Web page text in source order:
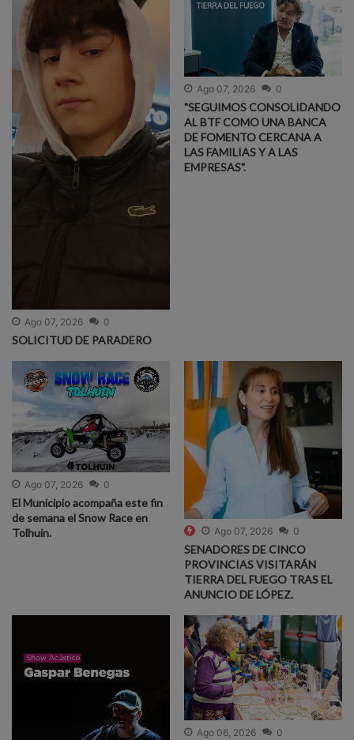
Ago 07, 2026 0
SOLICITUD DE PARADERO
Ago 07, 2026 0
"SEGUIMOS CONSOLIDANDO
AL BTF COMO UNA BANCA
DE FOMENTO CERCANA A
LAS FAMILIAS Y A LAS
EMPRESAS".
Ago 07, 2026 0
El Municipio acompaña este fin
de semana el Snow Race en
Tolhuin.
Ago 07, 2026 0
SENADORES DE CINCO
PROVINCIAS VISITARÁN
TIERRA DEL FUEGO TRAS EL
ANUNCIO DE LÓPEZ.
Ago 06, 2026 0